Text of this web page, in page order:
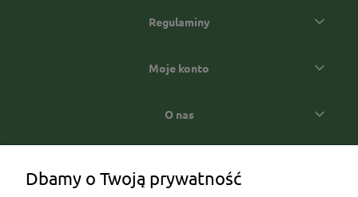
Regulaminy
Moje konto
O nas
Dbamy o Twoją prywatność